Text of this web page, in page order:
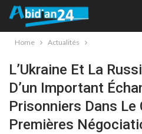
Home Actualités
L’Ukraine Et La
D’un Important
Prisonniers Dans Le
Premières